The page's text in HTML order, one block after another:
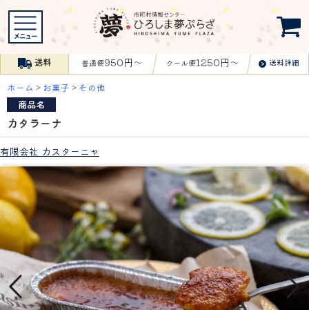
送料 普通便950円〜 クール便1250円〜 送料詳細
ホーム > お菓子 > その他
商品名
カタラーナ
有限会社 カスターニャ